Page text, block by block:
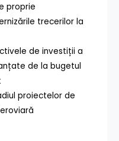
proprie
trecerilor la
de investiții a
de la bugetul
proiectelor de